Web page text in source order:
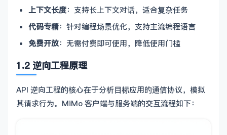
上下文长度：支持长上下文对话，适合复杂任务
代码专精：针对编程场景优化，支持主流编程语言
免费开放：无需付费即可使用，降低使用门槛
1.2 逆向工程原理
API 逆向工程的核心在于分析目标应用的通信协议，模拟
其请求行为。MiMo 客户端与服务端的交互流程如下：